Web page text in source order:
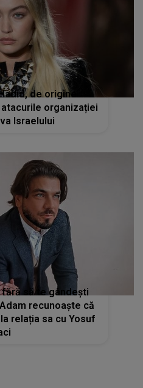
de origine
organizației
Israelului
să te gândești
recunoaște că
relația sa cu Yosuf